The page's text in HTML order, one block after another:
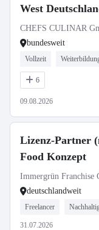
West
CHEFS CULINAR
bundesweit
Vollzeit
6
09.08.2026
Lizenz-Partner
Food Konzept
Immergrün Franchise
deutschlandweit
Freelancer
31.07.2026